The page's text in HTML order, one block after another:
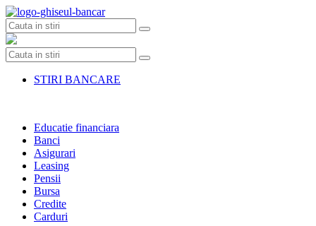
Skip
to
content
STIRI BANCARE
Educatie financiara
Banci
Asigurari
Leasing
Pensii
Bursa
Credite
Carduri